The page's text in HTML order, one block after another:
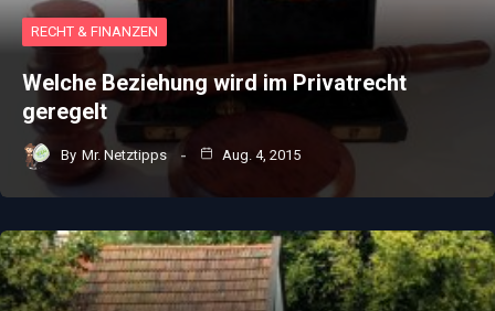
RECHT & FINANZEN
Welche Beziehung wird im Privatrecht
geregelt
By Mr. Netztipps Aug. 4, 2015